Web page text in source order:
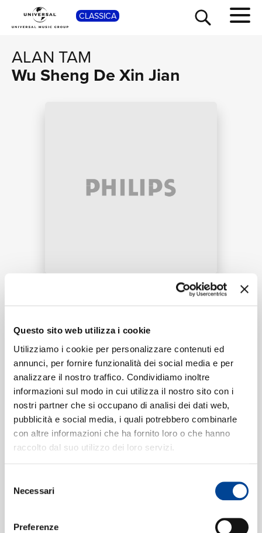
Questo sito web utilizza i cookie
Utilizziamo i cookie per personalizzare contenuti ed
annunci, per fornire funzionalità dei social media e per
analizzare il nostro traffico. Condividiamo inoltre
informazioni sul modo in cui utilizza il nostro sito con i
nostri partner che si occupano di analisi dei dati web,
pubblicità e social media, i quali potrebbero combinarle
con altre informazioni che ha fornito loro o che hanno
raccolto dal suo utilizzo dei loro servizi.
delNecessari
Preferenze
CLASSICA
ALAN TAM
Wu Sheng De Xin Jian
Wu Sheng De Xin Jian('91 Live)
02:49
Alan Tam
Formati disponibili:
Data di pubblicazione:
SHOP
TOUR
NEWS
RICERCA
CHI SIAMO
CONTATTI
NEWSLETTER